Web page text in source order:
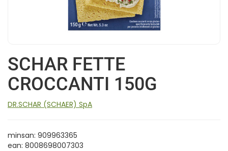
SCHAR FETTE
CROCCANTI 150G
DR.SCHAR (SCHAER) SpA
minsan: 909963365
ean: 8008698007303